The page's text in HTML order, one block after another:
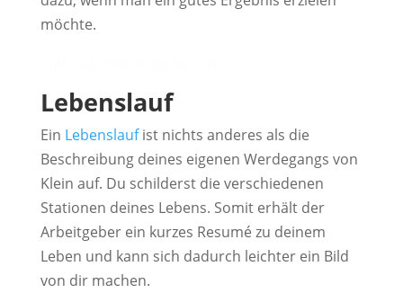
möchte.
Lebenslauf
Ein Lebenslaufist nichts anderes als die
Beschreibung deines eigenen Werdegangs von
Klein auf. Du schilderst die verschiedenen
Stationen deines Lebens. Somit erhält der
Arbeitgeber ein kurzes Resumé zu deinem
Leben und kann sich dadurch leichter ein Bild
von dir machen.